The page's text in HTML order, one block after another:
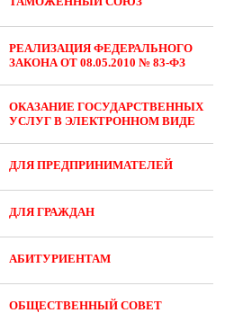
РЕАЛИЗАЦИЯ ФЕДЕРАЛЬНОГО
ЗАКОНА ОТ 08.05.2010 № 83-ФЗ
ОКАЗАНИЕ ГОСУДАРСТВЕННЫХ
УСЛУГ В ЭЛЕКТРОННОМ ВИДЕ
ДЛЯ ПРЕДПРИНИМАТЕЛЕЙ
ДЛЯ ГРАЖДАН
АБИТУРИЕНТАМ
ОБЩЕСТВЕННЫЙ СОВЕТ